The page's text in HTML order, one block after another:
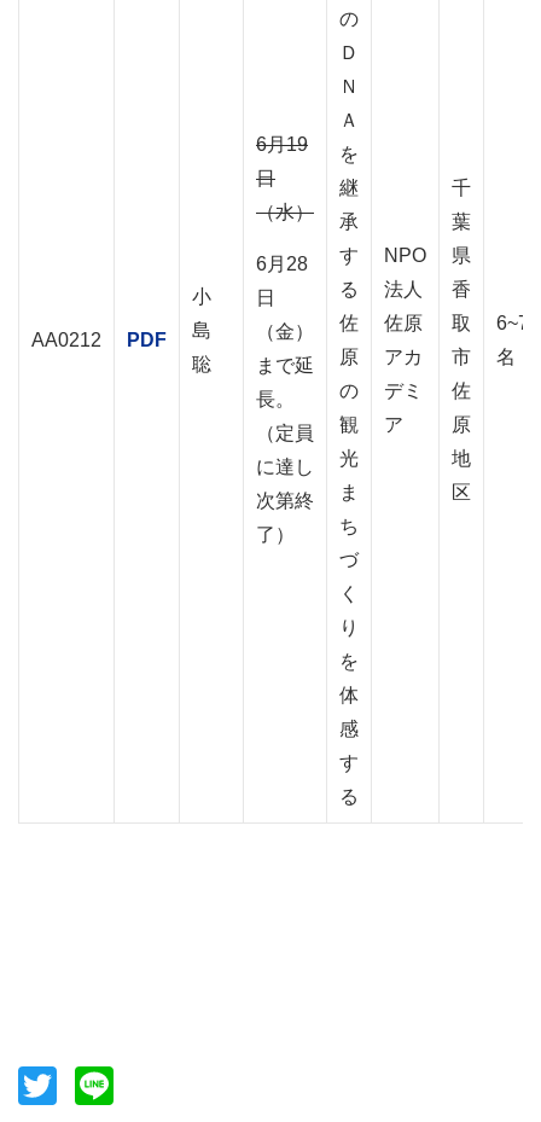
AA0212 PDF
小
島
聡
6月19
日
（水）
6月28
日
（金）
まで延
長。
（定員
に達し
次第終
了）
の
Ｄ
Ｎ
Ａ
を
継
承
す
る
佐
原
の
観
光
ま
ち
づ
く
り
を
体
感
す
る
NPO
法人
佐原
アカ
デミ
ア
千
葉
県
香
取
市
佐
原
地
区
6~7
名
Twitter